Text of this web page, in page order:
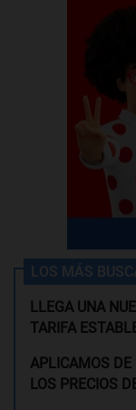
LOS MÁS
LLEGA UNA
TARIFA
APLICAMOS DE
LOS PRECIOS